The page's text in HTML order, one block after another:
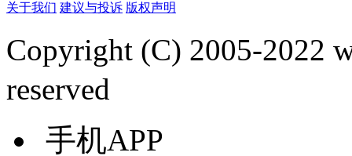
关于我们 建议与投诉 版权声明
Copyright (C) 2005-2022
reserved
手机APP